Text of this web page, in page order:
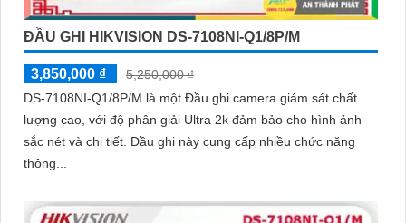
ĐẦU GHI HIKVISION DS-7108NI-Q1/8P/M
3,850,000 ₫
5,250,000 ₫
DS-7108NI-Q1/8P/M là một Đầu ghi camera giám sát chất
lượng cao, với độ phân giải Ultra 2k đảm bảo cho hình ảnh
sắc nét và chi tiết. Đầu ghi này cung cấp nhiều chức năng
thông...